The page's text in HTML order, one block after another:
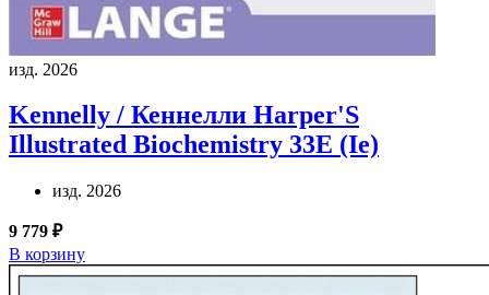
изд. 2026
Kennelly / Кеннелли Harper'S
Illustrated Biochemistry 33E (Ie)
изд. 2026
9 779 ₽
В корзину